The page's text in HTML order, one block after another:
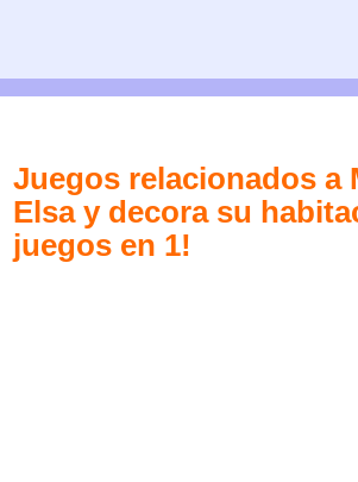
Juegos relacionados a
Elsa y decora su
juegos en 1!